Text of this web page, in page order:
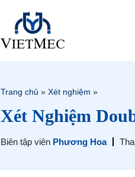
Trang chủ » Xét nghiệm »
Xét Nghiệm
Biên tập viên Phương Hoa